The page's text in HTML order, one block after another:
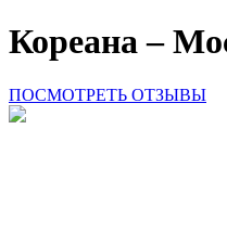
Кореана –
ПОСМОТРЕТЬ ОТЗЫВЫ